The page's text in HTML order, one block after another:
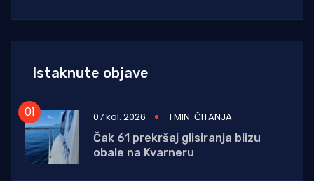
Istaknute objave
07 kol. 2026
1 MIN. ČITANJA
Čak 61 prekršaj glisiranja blizu
obale na Kvarneru